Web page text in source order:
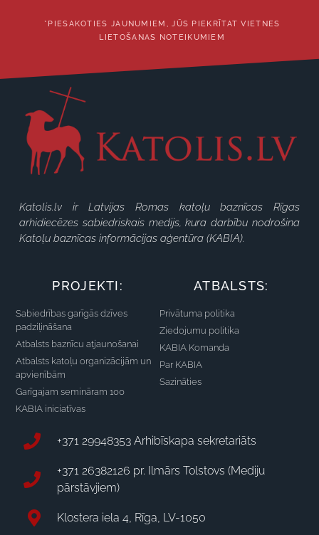
*PIESAKOTIES JAUNUMIEM, JŪS PIEKRĪTAT VIETNES
LIETOŠANAS NOTEIKUMIEM
Katolis.lv ir Latvijas Romas katoļu baznīcas Rīgas
arhidiecēzes sabiedriskais medijs, kura darbību nodrošina
Katoļu baznīcas informācijas aģentūra (KABIA).
PROJEKTI:
Sabiedrības garīgās dzīves
padziļināšana
Atbalsts baznīcu atjaunošanai
Atbalsts katoļu organizācijām un
apvienībām
Garīgajam semināram 100
KABIA iniciatīvas
ATBALSTS:
Privātuma politika
Ziedojumu politika
KABIA Komanda
Par KABIA
Sazināties
+371 29948353 Arhibīskapa sekretariāts
+371 26382126 pr. Ilmārs Tolstovs (Mediju
pārstāvjiem)
Klostera iela 4, Rīga, LV-1050